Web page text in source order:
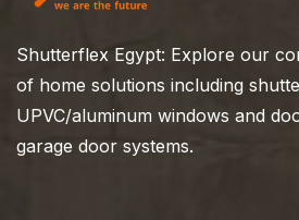
Shutterflex Egypt: Explore our
of home solutions including
UPVC/aluminum windows and
garage door systems.